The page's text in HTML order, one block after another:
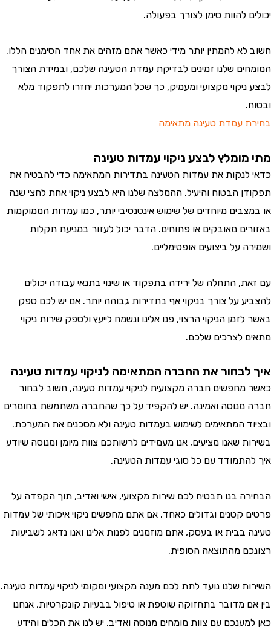
יכולים להוות סימן לצורך בפעולה.
חשוב לא להמתין יותר מידי כאשר אתם מזהים את אחד הסימנים הללו.
המומחים שלנו זמינים לבדיקת עמדת הטעינה שלכם, ובמידת הצורך
לבצע ניקוי מקצועי ומעמיק, כך שכל המערכות יחזרו לתפקוד מלא
ובטוח.
בחירת עמדת טעינה מתאימה
מתי מומלץ לבצע ניקוי עמדות טעינה
כדאי לנקות את עמדות הטעינה בתדירות המתאימה כדי להבטיח את
תפקודן הבטוח והיעיל. ההמלצה שלנו היא לבצע ניקוי אחת לחצי שנה
או במצבים מיוחדים של שימוש אינטנסיבי יותר, כמו עמדות הממוקמות
באזורים מאובקים או פתוחים. הדבר יכול לעזור במניעת תקלות
ושמירה על ביצועים אופטימליים.
עם זאת, התחלה של ירידה בתפקוד או שינוי בתנאי עבודה יכולים
להצביע על צורך בניקוי אף בתדירות גבוהה יותר. אם יש לכם ספק
באשר לזמן הניקוי הרצוי, פנו אלינו ונשמח לייעץ ולספק שירות ניקוי
מתאים לצרכים שלכם.
איך לבחור את החברה המתאימה לניקוי עמדות טעינה
כאשר מחפשים חברה מקצועית לניקוי עמדות טעינה, חשוב לבחור
חברה מנוסה ואמינה. יש להקפיד על כך שהחברה משתמשת בחומרים
ובציוד המתאימים לשימוש בעמדות טעינה ולא מסכנים את המערכת.
בשירות שאנו מציעים, אנו מעמידים לרשותכם צוות מיומן ומנוסה שיודע
איך להתמודד עם כל סוגי עמדות הטעינה.
הבחירה בנו תבטיח לכם שירות מקצועי, אישי ואדיב, תוך הקפדה על
פרטים קטנים וגדולים כאחד. אם אתם מחפשים ניקוי איכותי של עמדות
טעינה בבית או בעסק, אתם מוזמנים לפנות אלינו ואנו נדאג לשביעות
רצונכם מהתוצאה הסופית.
השירות שלנו נועד לתת לכם מענה מקצועי ומקומי לניקוי עמדות טעינה.
בין אם מדובר בתחזוקה שוטפת או טיפול בבעיות קונקרטיות, אנחנו
כאן למענכם עם צוות מומחים מנוסה ואדיב. יש לנו את הכלים והידע